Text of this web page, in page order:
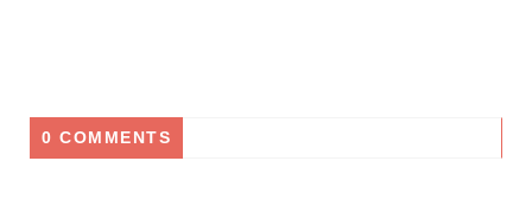
0 COMMENTS